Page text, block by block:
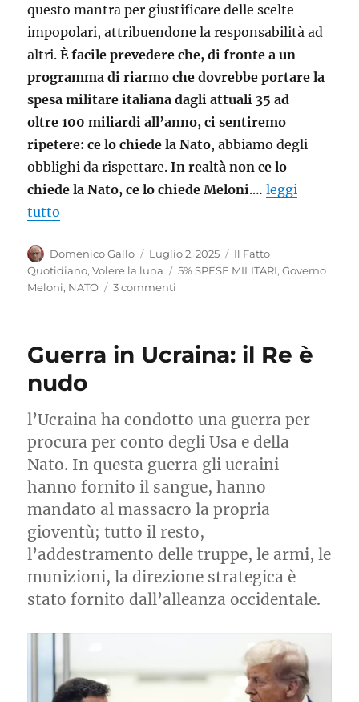
questo mantra per giustificare delle scelte
impopolari, attribuendone la responsabilità ad
altri.Èfacile prevedere che, di fronte a un
programma di riarmo che dovrebbe portare la
spesa militare italiana dagli attuali 35 ad
oltre100 miliardi all’anno, ci sentiremo
ripetere: ce lo chiede la Nato, abbiamo degli
obblighi da rispettare.In realtà non ce lo
chiede la Nato, ce lo chiede Meloni.…leggi
tutto
Autore
Domenico Gallo
Pubblicato
il
Luglio 2, 2025 Categorie
Il Fatto
Quotidiano,Volere la luna Tag
5% SPESE MILITARI,Governo
Meloni, NATO 3 commenti
le
lo
chiede
Meloni
Guerra in Ucraina: il Re è
nudo
l’Ucraina ha condotto una guerra per
procura per conto degli Usa e della
Nato. In questa guerra gli ucraini
hanno fornito il sangue, hanno
mandato al massacro la propria
gioventù; tutto il resto,
l’addestramento delle truppe, le armi, le
munizioni, la direzione strategica è
stato fornito dall’alleanza occidentale.